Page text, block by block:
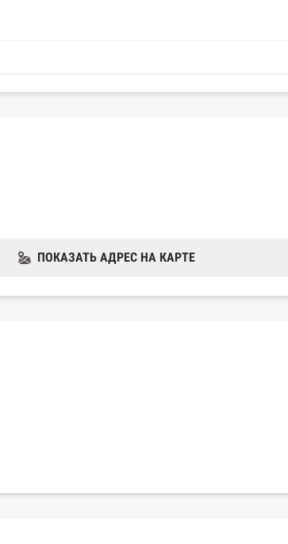
ПОКАЗАТЬ АДРЕС НА КАРТЕ